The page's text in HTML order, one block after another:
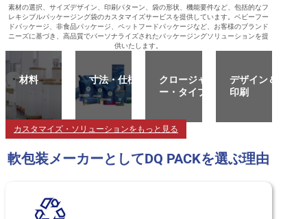
素材の選択、サイズデザイン、印刷パターン、袋の形状、機能要件など、包括的なフ
レキシブルパッケージング袋のカスタマイズサービスを提供しています。ベビーフー
ドパッケージ、非食品パッケージ、ペットフードパッケージなど、お客様のブランド
ニーズに基づき、高品質でパーソナライズされたパッケージングソリューションを提
供いたします。
材料 寸法・仕様
クロージャ
ー・タイプ
デザイン＆
印刷
カスタマイズ・ソリューションをもっと見る
軟包装メーカーとしてDQ PACKを選ぶ理由